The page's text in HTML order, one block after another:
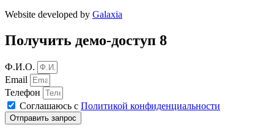
Website developed by Galaxia
Получить демо-доступ 8
Ф.И.О.
Email
Телефон
Соглашаюсь с Политикой конфиденциальности
Отправить запрос